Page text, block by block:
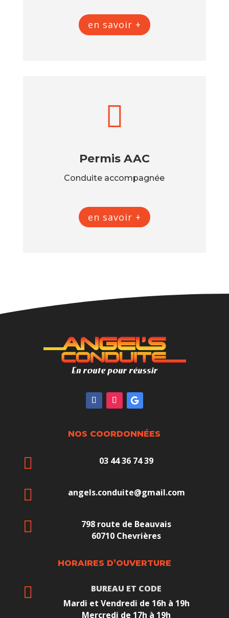
en savoir +

Permis AAC
Conduite accompagnée
en savoir +
NOS COORDONNÉES
 03 44 36 74 39
 angels.conduite@gmail.com

798 route de Beauvais
60710 Chevrières
HORAIRES D’OUVERTURE

BUREAU ET CODE
Mardi et Vendredi de 16h à 19h
Mercredi de 17h à 19h